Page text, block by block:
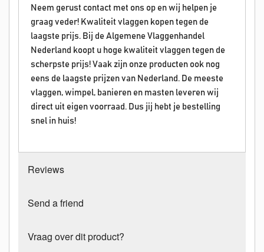
Neem gerust contact met ons op en wij helpen je
graag veder! Kwaliteit vlaggen kopen tegen de
laagste prijs. Bij de Algemene Vlaggenhandel
Nederland koopt u hoge kwaliteit vlaggen tegen de
scherpste prijs! Vaak zijn onze producten ook nog
eens de laagste prijzen van Nederland. De meeste
vlaggen, wimpel, banieren en masten leveren wij
direct uit eigen voorraad. Dus jij hebt je bestelling
snel in huis!
Reviews
Send a friend
Vraag over dit product?